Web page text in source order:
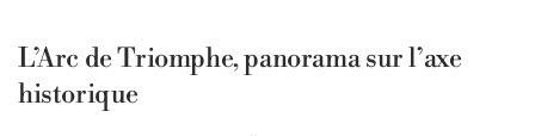
L’Arc de Triomphe, panorama sur l’axe
historique